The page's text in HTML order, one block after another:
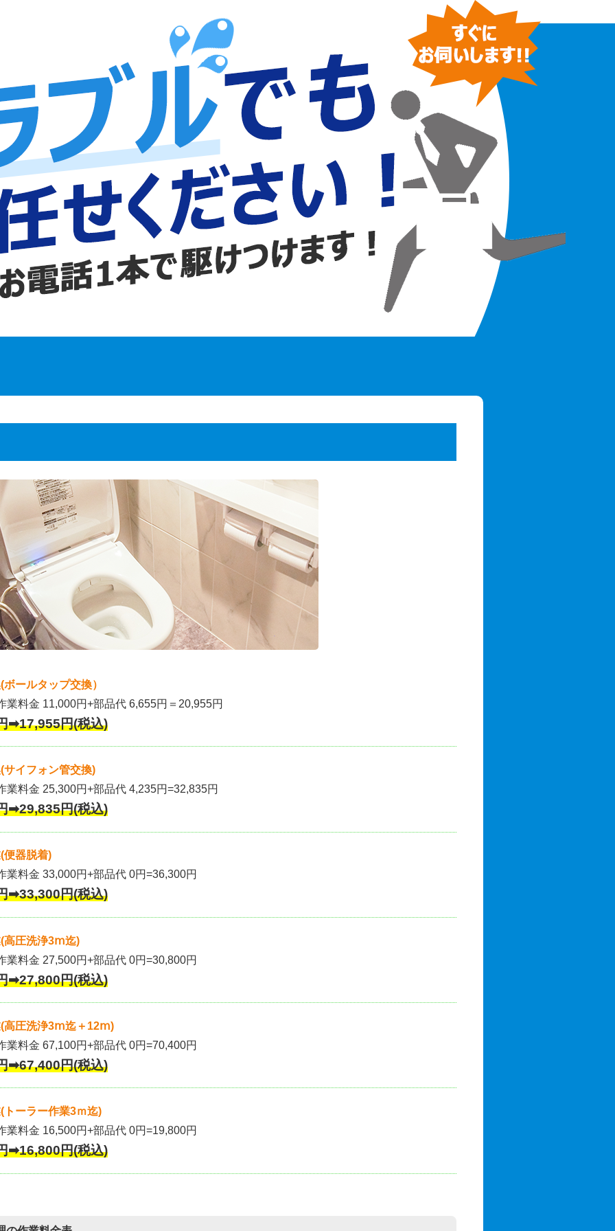
ールタップ交換）
業料金 11,000円+部品代 6,655円＝20,955円
➡17,955円(税込)
サイフォン管交換)
業料金 25,300円+部品代 4,235円=32,835円
➡29,835円(税込)
便器脱着)
業料金 33,000円+部品代 0円=36,300円
➡33,300円(税込)
高圧洗浄3ⅿ迄)
業料金 27,500円+部品代 0円=30,800円
➡27,800円(税込)
(高圧洗浄3ⅿ迄＋12ⅿ)
業料金 67,100円+部品代 0円=70,400円
➡67,400円(税込)
トーラー作業3ｍ迄)
業料金 16,500円+部品代 0円=19,800円
➡16,800円(税込)